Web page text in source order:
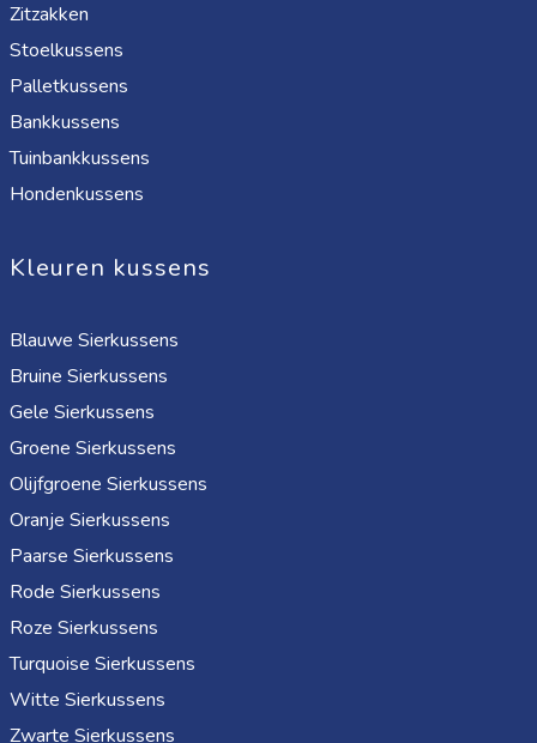
Zitzakken
Stoelkussens
Palletkussens
Bankkussens
Tuinbankkussens
Hondenkussens
Kleuren kussens
Blauwe Sierkussens
Bruine Sierkussens
Gele Sierkussens
Groene Sierkussens
Olijfgroene Sierkussens
Oranje Sierkussens
Paarse Sierkussens
Rode Sierkussens
Roze Sierkussens
Turquoise Sierkussens
Witte Sierkussens
Zwarte Sierkussens